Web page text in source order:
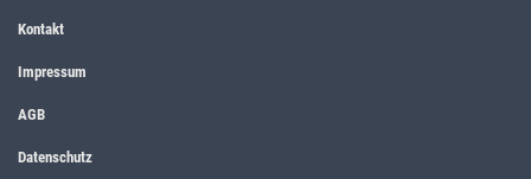
Kontakt
Impressum
AGB
Datenschutz